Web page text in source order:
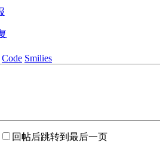
Code Smilies
回帖后跳转到最后一页